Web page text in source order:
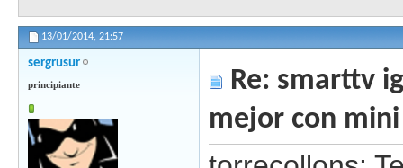
13/01/2014, 21:57
sergrusur
principiante
Re: smarttv
mejor con mini